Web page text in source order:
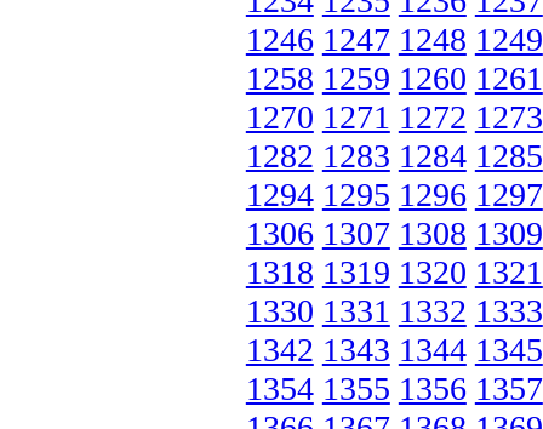
1246 1247 1248 1249
1258 1259 1260 1261
1270 1271 1272 1273
1282 1283 1284 1285
1294 1295 1296 1297
1306 1307 1308 1309
1318 1319 1320 1321
1330 1331 1332 1333
1342 1343 1344 1345
1354 1355 1356 1357